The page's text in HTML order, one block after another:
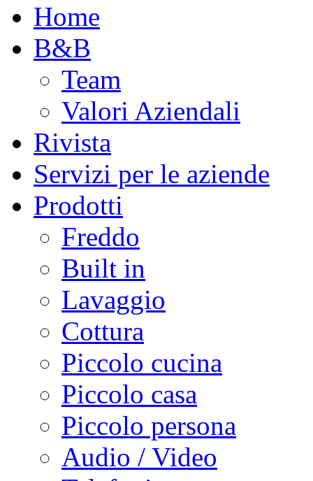
Home
B&B
Team
Valori Aziendali
Rivista
Servizi per le aziende
Prodotti
Freddo
Built in
Lavaggio
Cottura
Piccolo cucina
Piccolo casa
Piccolo persona
Audio / Video